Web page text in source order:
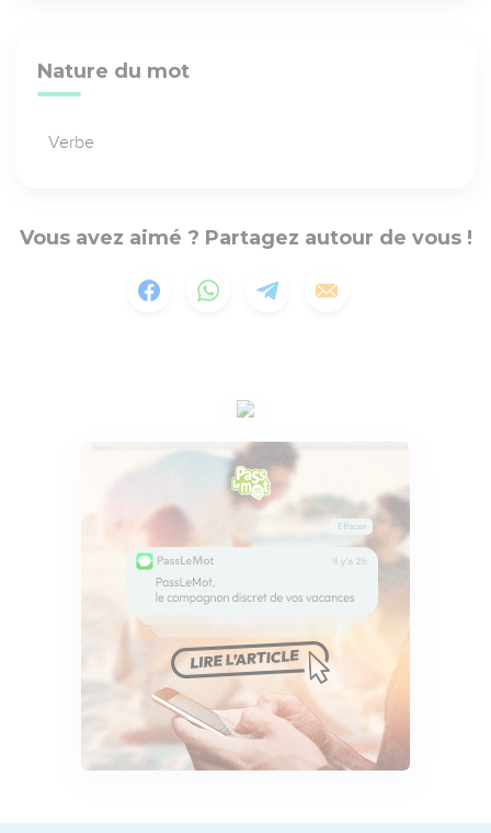
Nature du mot
Verbe
Vous avez aimé ? Partagez autour de vous !